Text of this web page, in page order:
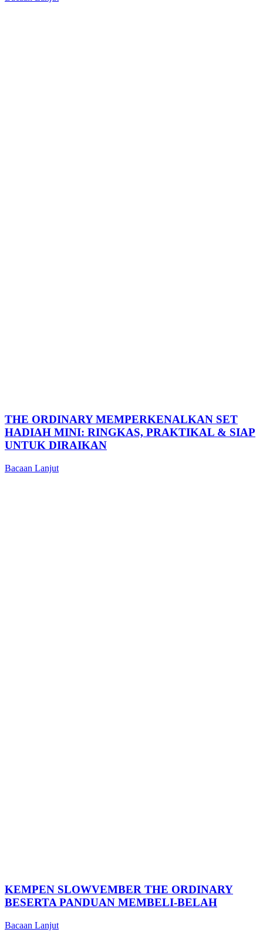
THE ORDINARY MEMPERKENALKAN SET
HADIAH MINI: RINGKAS, PRAKTIKAL & SIAP
UNTUK DIRAIKAN
Bacaan Lanjut
KEMPEN SLOWVEMBER THE ORDINARY
BESERTA PANDUAN MEMBELI-BELAH
Bacaan Lanjut